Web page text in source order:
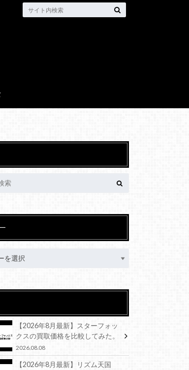
【2026年8月最新】スターフォッ
クスの買取価格を比較してみた。
2026.08.08
【2026年8月最新】リズム天国